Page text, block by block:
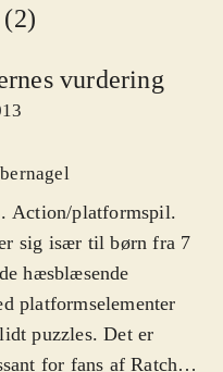
vurdering
Action/platformspil.
sig især til børn fra 7
hæsblæsende
platformselementer
puzzles. Det er
for fans af Ratchet